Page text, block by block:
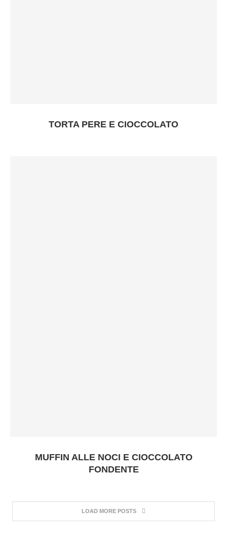
TORTA PERE E CIOCCOLATO
MUFFIN ALLE NOCI E CIOCCOLATO
FONDENTE
LOAD MORE POSTS